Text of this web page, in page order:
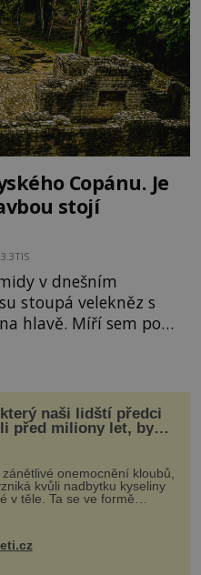
Copánu. Je
stojí
3.3TIS
v dnešním
stoupá velekněz s
hlavě. Míří sem po
je možné rozeznat
bytostí. Právě ty
Je možné, že sem tito
si myslel
naši lidští předci
před miliony let, by
s léčbou
králů“
onemocnění kloubů,
kvůli nadbytku kyseliny
v těle. Ta se ve formě
způsobuje bole...